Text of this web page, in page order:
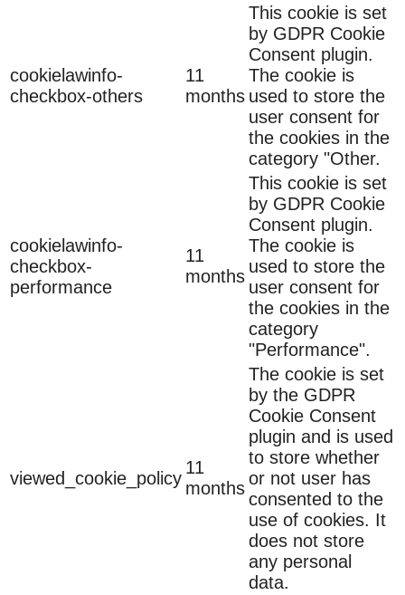
cookielawinfo-
checkbox-others
11
months
This cookie is set
by GDPR Cookie
Consent plugin.
The cookie is
used to store the
user consent for
the cookies in the
category "Other.
cookielawinfo-
checkbox-
performance
11
months
This cookie is set
by GDPR Cookie
Consent plugin.
The cookie is
used to store the
user consent for
the cookies in the
category
"Performance".
viewed_cookie_policy
11
months
The cookie is set
by the GDPR
Cookie Consent
plugin and is used
to store whether
or not user has
consented to the
use of cookies. It
does not store
any personal
data.